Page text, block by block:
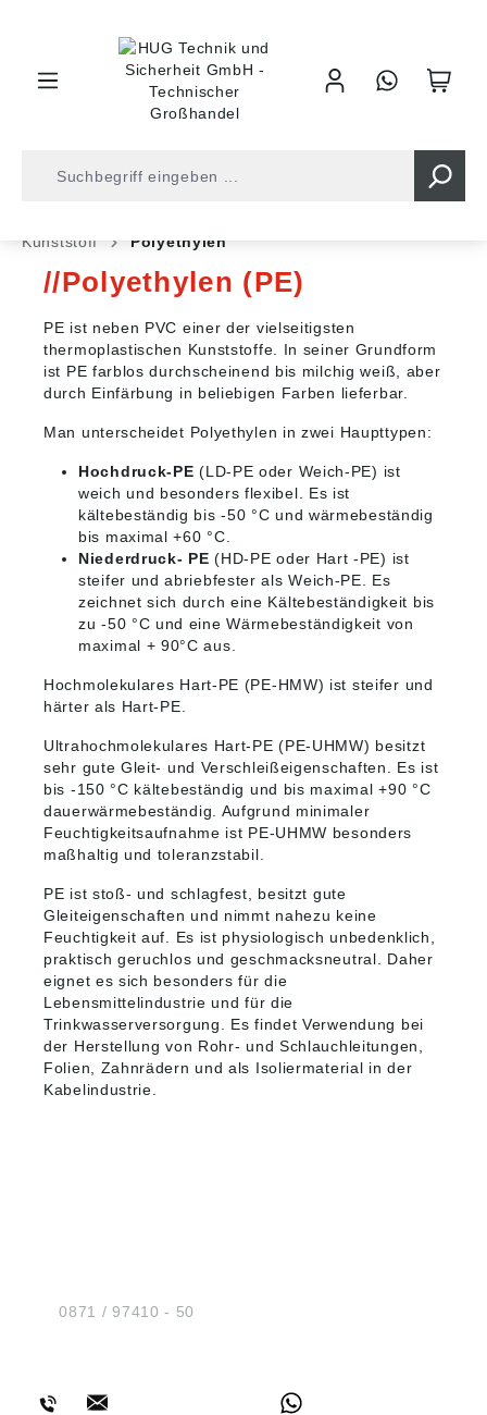
Kunststoff
Polyethylen
Polyethylen (PE)
PE ist neben PVC einer der vielseitigsten
thermoplastischen Kunststoffe. In seiner Grundform
ist PE farblos durchscheinend bis milchig weiß, aber
durch Einfärbung in beliebigen Farben lieferbar.
Man unterscheidet Polyethylen in zwei Haupttypen:
Hochdruck-PE(LD-PE oder Weich-PE) ist
weich und besonders flexibel. Es ist
kältebeständig bis -50 °C und wärmebeständig
bis maximal +60 °C.
Niederdruck- PE (HD-PE oder Hart -PE) ist
steifer und abriebfester als Weich-PE. Es
zeichnet sich durch eine Kältebeständigkeit bis
zu -50 °C und eine Wärmebeständigkeit von
maximal + 90°C aus.
Hochmolekulares Hart-PE (PE-HMW) ist steifer und
härter als Hart-PE.
Ultrahochmolekulares Hart-PE (PE-UHMW) besitzt
sehr gute Gleit- und Verschleißeigenschaften. Es ist
bis -150 °C kältebeständig und bis maximal +90 °C
dauerwärmebeständig. Aufgrund minimaler
Feuchtigkeitsaufnahme ist PE-UHMW besonders
maßhaltig und toleranzstabil.
PE ist stoß- und schlagfest, besitzt gute
Gleiteigenschaften und nimmt nahezu keine
Feuchtigkeit auf. Es ist physiologisch unbedenklich,
praktisch geruchlos und geschmacksneutral. Daher
eignet es sich besonders für die
Lebensmittelindustrie und für die
Trinkwasserversorgung. Es findet Verwendung bei
der Herstellung von Rohr- und Schlauchleitungen,
Folien, Zahnrädern und als Isoliermaterial in der
Kabelindustrie.
Tel.:0871 / 97410 - 50